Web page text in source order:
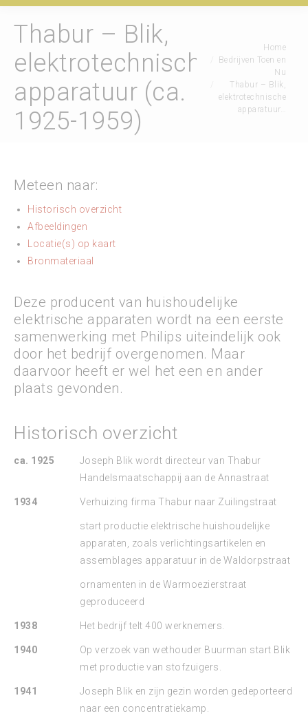
Thabur – Blik,
elektrotechnische
apparatuur (ca.
1925-1959)
Home
Bedrijven Toen en
Nu
Thabur – Blik,
elektrotechnische
apparatuur…
Meteen naar:
Historisch overzicht
Afbeeldingen
Locatie(s) op kaart
Bronmateriaal
Deze producent van huishoudelijke
elektrische apparaten wordt na een eerste
samenwerking met Philips uiteindelijk ook
door het bedrijf overgenomen. Maar
daarvoor heeft er wel het een en ander
plaats gevonden.
Historisch overzicht
ca. 1925
Joseph Blik wordt directeur van Thabur
Handelsmaatschappij aan de Annastraat
1934 Verhuizing firma Thabur naar Zuilingstraat
start productie elektrische huishoudelijke
apparaten, zoals verlichtingsartikelen en
assemblages apparatuur in de Waldorpstraat
ornamenten in de Warmoezierstraat
geproduceerd
1938 Het bedrijf telt 400 werknemers.
1940
Op verzoek van wethouder Buurman start Blik
met productie van stofzuigers.
1941
Joseph Blik en zijn gezin worden gedeporteerd
naar een concentratiekamp.